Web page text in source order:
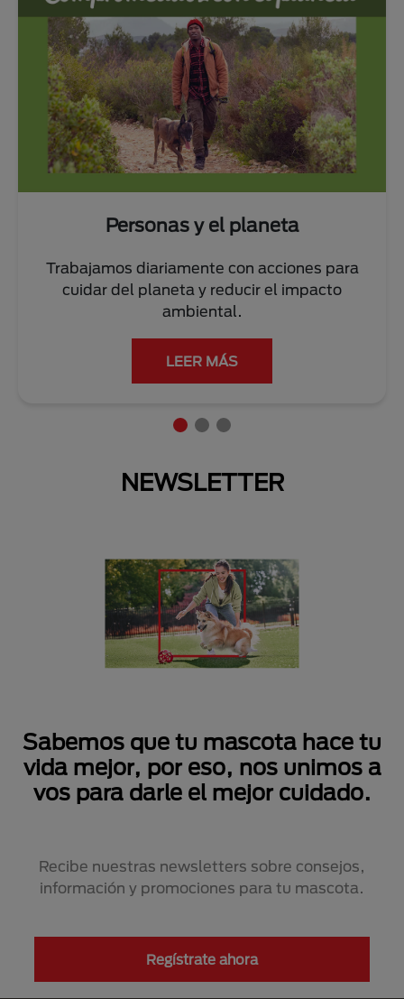
Personas y el planeta
Trabajamos diariamente con acciones para
cuidar del planeta y reducir el impacto
ambiental.
LEER MÁS
NEWSLETTER
Sabemos que tu mascota hace tu
vida mejor, por eso, nos unimos a
vos para darle el mejor cuidado.
Recibe nuestras newsletters sobre consejos,
información y promociones para tu mascota.
Regístrate ahora